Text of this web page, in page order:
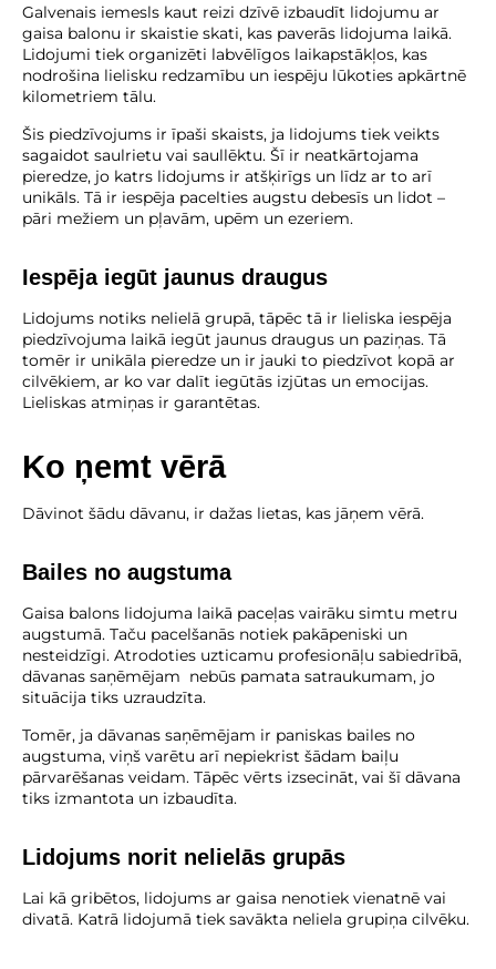
Galvenais iemesls kaut reizi dzīvē izbaudīt lidojumu ar
gaisa balonu ir skaistie skati, kas paverās lidojuma laikā.
Lidojumi tiek organizēti labvēlīgos laikapstākļos, kas
nodrošina lielisku redzamību un iespēju lūkoties apkārtnē
kilometriem tālu.
Šis piedzīvojums ir īpaši skaists, ja lidojums tiek veikts
sagaidot saulrietu vai saullēktu. Šī ir neatkārtojama
pieredze, jo katrs lidojums ir atšķirīgs un līdz ar to arī
unikāls. Tā ir iespēja pacelties augstu debesīs un lidot –
pāri mežiem un pļavām, upēm un ezeriem.
Iespēja iegūt jaunus draugus
Lidojums notiks nelielā grupā, tāpēc tā ir lieliska iespēja
piedzīvojuma laikā iegūt jaunus draugus un paziņas. Tā
tomēr ir unikāla pieredze un ir jauki to piedzīvot kopā ar
cilvēkiem, ar ko var dalīt iegūtās izjūtas un emocijas.
Lieliskas atmiņas ir garantētas.
Ko ņemt vērā
Dāvinot šādu dāvanu, ir dažas lietas, kas jāņem vērā.
Bailes no augstuma
Gaisa balons lidojuma laikā paceļas vairāku simtu metru
augstumā. Taču pacelšanās notiek pakāpeniski un
nesteidzīgi. Atrodoties uzticamu profesionāļu sabiedrībā,
dāvanas saņēmējam nebūs pamata satraukumam, jo
situācija tiks uzraudzīta.
Tomēr, ja dāvanas saņēmējam ir paniskas bailes no
augstuma, viņš varētu arī nepiekrist šādam baiļu
pārvarēšanas veidam. Tāpēc vērts izsecināt, vai šī dāvana
tiks izmantota un izbaudīta.
Lidojums norit nelielās grupās
Lai kā gribētos, lidojums ar gaisa nenotiek vienatnē vai
divatā. Katrā lidojumā tiek savākta neliela grupiņa cilvēku.